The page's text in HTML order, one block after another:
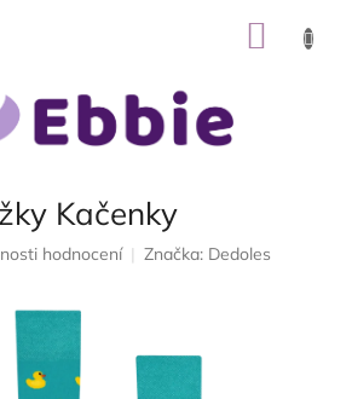
Kačenky
hodnocení Značka: Dedoles